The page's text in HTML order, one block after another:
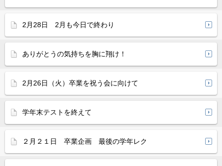
2月28日 2月も今日で終わり
ありがとうの気持ちを胸に翔け！
2月26日（火）卒業を祝う会に向けて
学年末テストを終えて
２月２１日 卒業企画 最後の学年レク